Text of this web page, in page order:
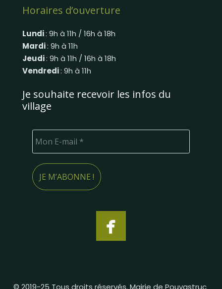
Horaires d’ouverture
Lundi: 9h à 11h / 16h à 18h
Mardi: 9h à 11h
Jeudi: 9h à 11h / 16h à 18h
Vendredi: 9h à 11h
Je souhaite recevoir les infos du
village
© 2019-25 Tous droits réservés. Mairie de Pouyastruc